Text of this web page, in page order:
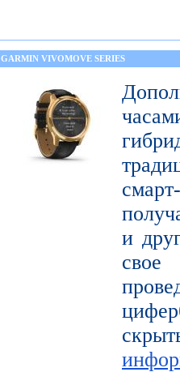
GARMIN VIVOMOVE SERIES
и